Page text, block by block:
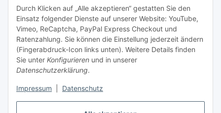
Durch Klicken auf „Alle akzeptieren“ gestatten Sie den
Einsatz folgender Dienste auf unserer Website: YouTube,
Vimeo, ReCaptcha, PayPal Express Checkout und
Ratenzahlung. Sie können die Einstellung jederzeit ändern
(Fingerabdruck-Icon links unten). Weitere Details finden
Sie unter Konfigurieren und in unserer
Datenschutzerklärung.
Impressum Datenschutz
Unsere Seiten
Social Media
Vertrag widerrufen